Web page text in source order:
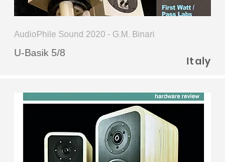
AudioPhile Sound 2020 - G.M. Binari
U-Basik 5/8
Italy